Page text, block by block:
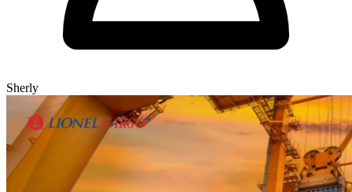
Sherly